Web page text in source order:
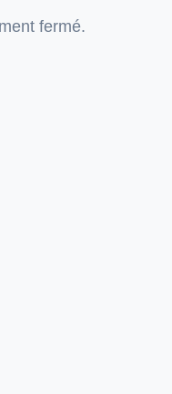
fermé.